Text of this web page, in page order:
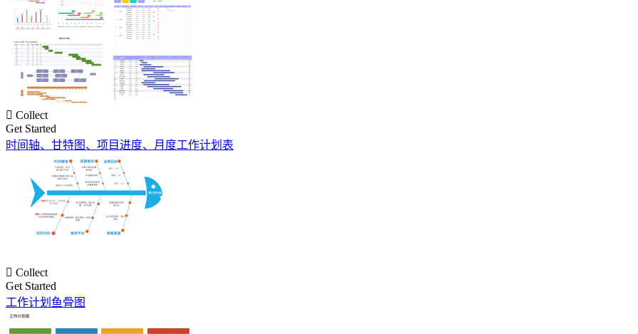
 Collect
Get Started
时间轴、甘特图、项目进度、月度工作计划表
 Collect
Get Started
工作计划鱼骨图